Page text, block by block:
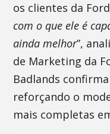
os clientes da
com o que ele é
ainda melhor”,
de Marketing da
Badlands
reforçando o
mais completas